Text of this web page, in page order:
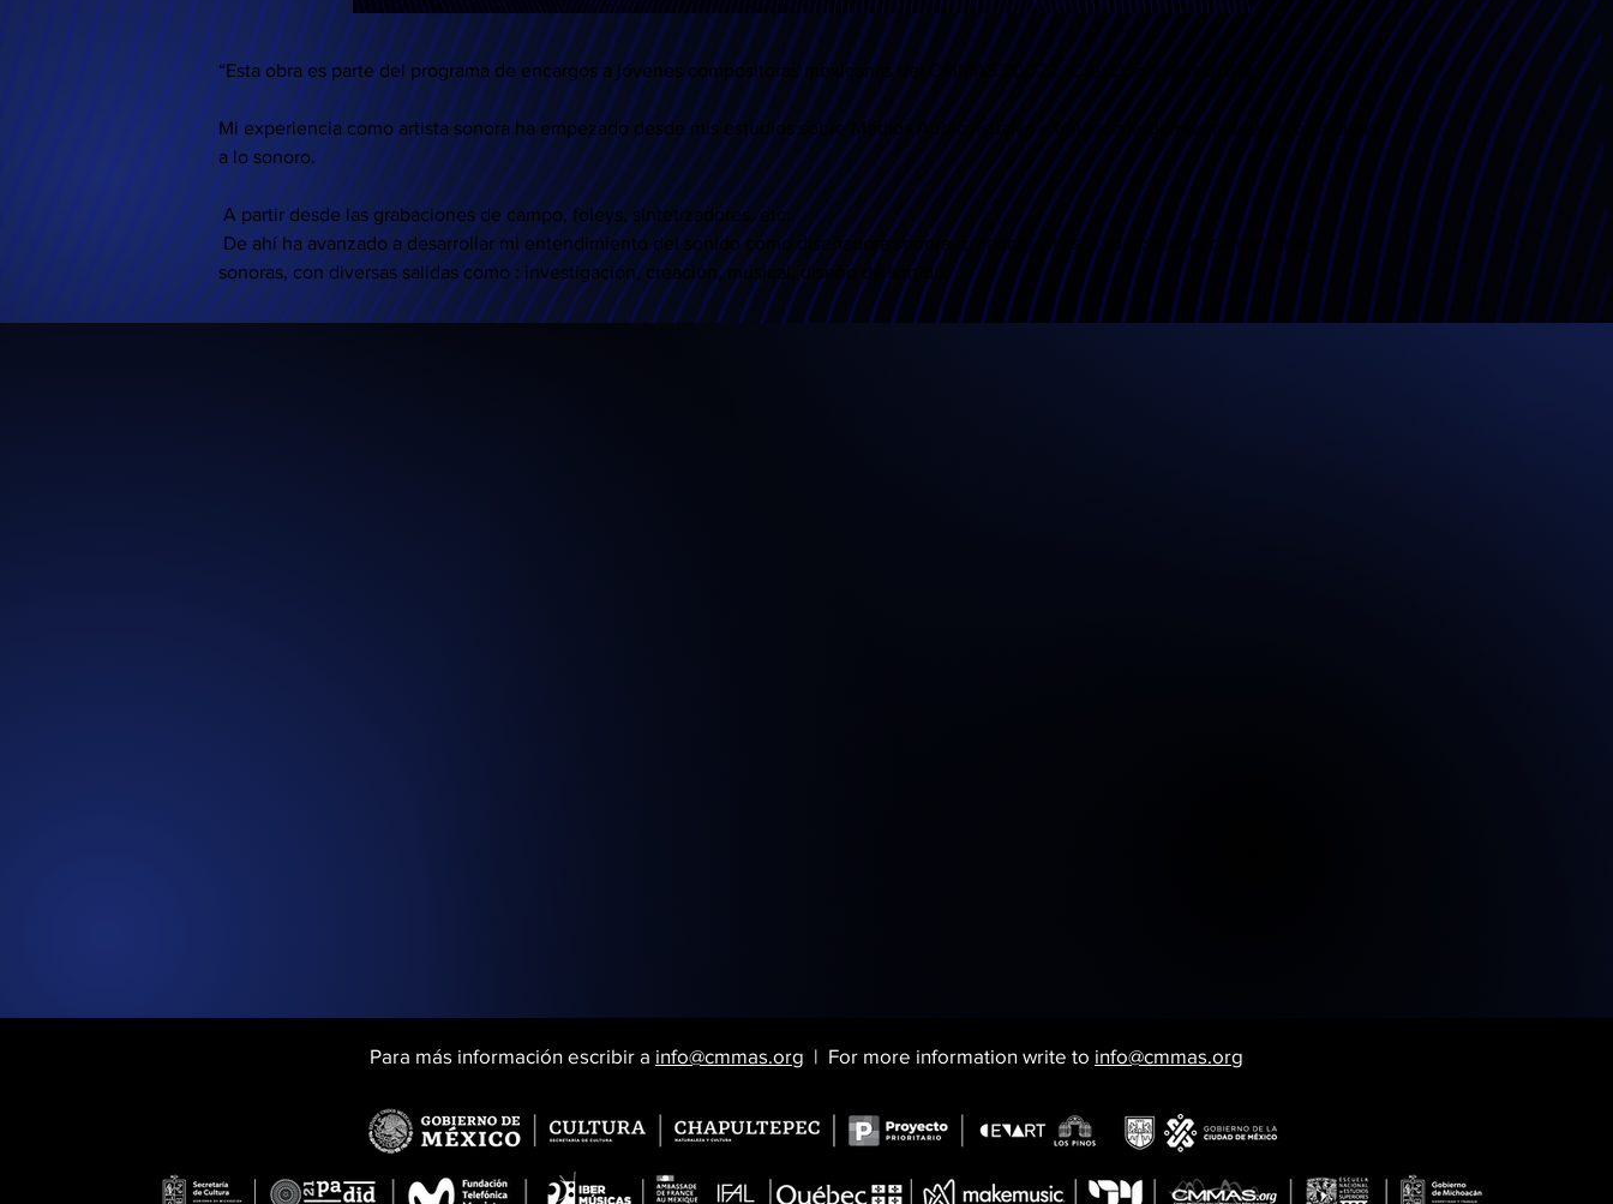
“Esta obra es parte del programa de encargos a jóvenes compositoras mexicanas del CMMAS 20022 “Creación y perspectiva”
Mi experiencia como artista sonora ha empezado desde mis estudios sobre Medios Audiovisuales e irme sumergiendo más en profundidad
a lo sonoro.
sonoras, con diversas salidas como : investigación, creación, musical, diseño de sonido.
Para más información escribir a info@cmmas.org | For more information write to info@cmmas.org